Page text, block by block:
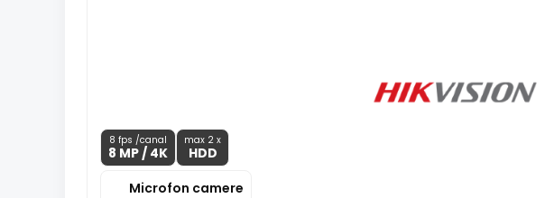
8 fps /canal
8 MP / 4K
max 2 x
HDD
Microfon camere